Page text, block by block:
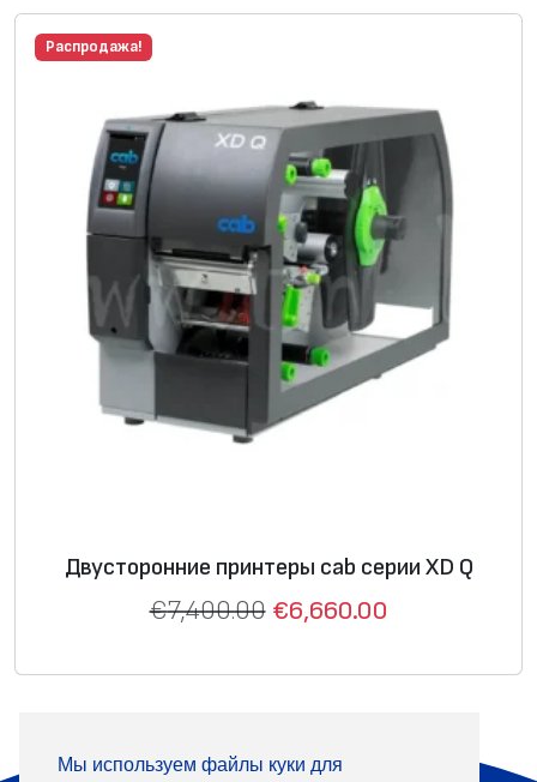
Распродажа!
Двусторонние принтеры cab серии XD Q
€7,400.00 €6,660.00
Мы используем файлы куки для